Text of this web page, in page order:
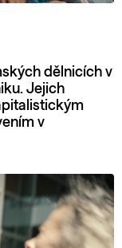
dělnicích v
Jejich
v